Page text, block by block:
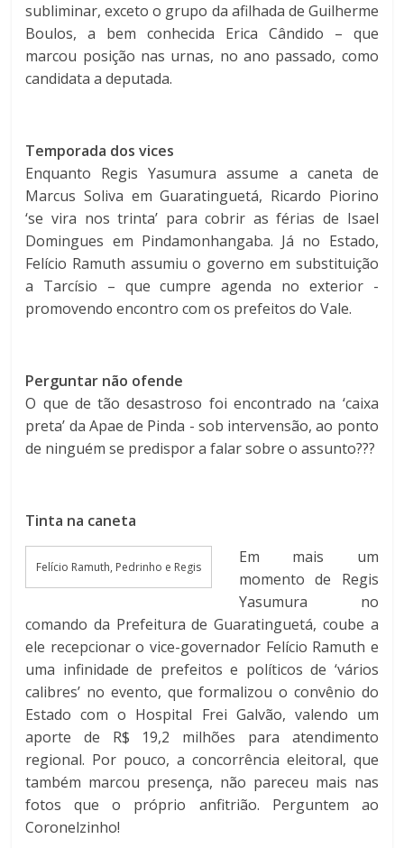
subliminar, exceto o grupo da afilhada de Guilherme
Boulos, a bem conhecida Erica Cândido – que
marcou posição nas urnas, no ano passado, como
candidata a deputada.
Temporada dos vices
Enquanto Regis Yasumura assume a caneta de
Marcus Soliva em Guaratinguetá, Ricardo Piorino
‘se vira nos trinta’ para cobrir as férias de Isael
Domingues em Pindamonhangaba. Já no Estado,
Felício Ramuth assumiu o governo em substituição
a Tarcísio – que cumpre agenda no exterior -
promovendo encontro com os prefeitos do Vale.
Perguntar não ofende
O que de tão desastroso foi encontrado na ‘caixa
preta’ da Apae de Pinda - sob intervensão, ao ponto
de ninguém se predispor a falar sobre o assunto???
Tinta na caneta
Felício Ramuth, Pedrinho e Regis
Em mais um
momento de Regis
Yasumura no
comando da Prefeitura de Guaratinguetá, coube a
ele recepcionar o vice-governador Felício Ramuth e
uma infinidade de prefeitos e políticos de ‘vários
calibres’ no evento, que formalizou o convênio do
Estado com o Hospital Frei Galvão, valendo um
aporte de R$ 19,2 milhões para atendimento
regional. Por pouco, a concorrência eleitoral, que
também marcou presença, não pareceu mais nas
fotos que o próprio anfitrião. Perguntem ao
Coronelzinho!